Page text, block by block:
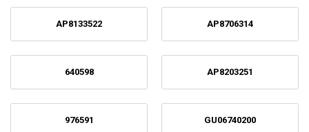
AP8133522 AP8706314
640598 AP8203251
976591 GU06740200